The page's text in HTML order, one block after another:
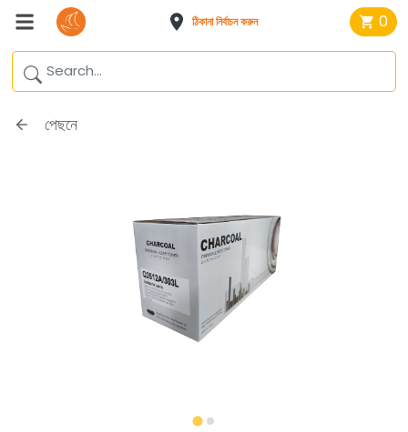
ঠিকানা নির্বাচন করুন 0
পেছনে